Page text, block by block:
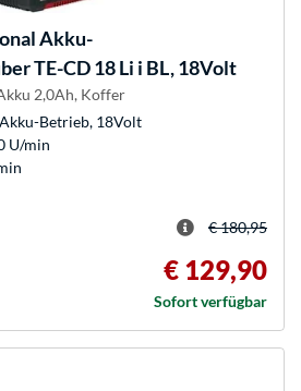
Akku-
TE-CD 18 Li i BL, 18Volt
2,0Ah, Koffer
Betrieb, 18Volt
U/min
€ 180,95
€ 129,90
Sofort verfügbar